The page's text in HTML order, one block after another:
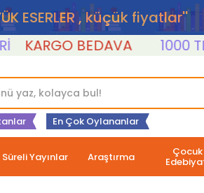
ESERLER , küçük fiyatlar''
BEDAVA 1000 TL ve
En Çok Oylananlar
Süreli Yayınlar Araştırma Çocuk